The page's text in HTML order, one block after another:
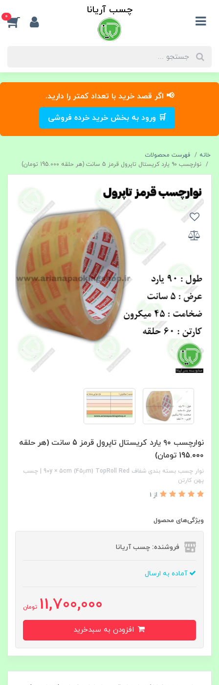
📢 اگر قصد خرید با تعداد کمتر را دارید.
🛒 ورود به بخش خرید خرده فروشی
چسب آریانا 0
خانه
فهرست محصولات
نوارچسب ۹۰ یارد کریستال تاپرول قرمز 5 سانت (هر حلقه 195.00۰ تومان)
نوارچسب ۹۰ یارد کریستال تاپرول قرمز 5 سانت (هر حلقه
195.00۰ تومان)
نوار چسب بسته‌ بندی شفاف 90y × 5cm (45μm) TopRoll Red | چسب
پهن کارتن
از 1
ویژگی‌های محصول
فروشنده: چسب آریانا
آماده به ارسال
11,700,000 تومان